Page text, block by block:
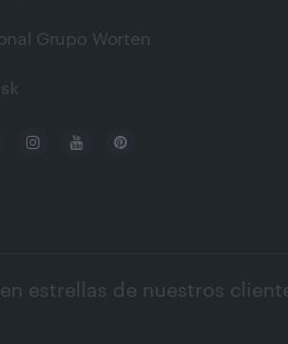
Grupo Worten
estrellas de nuestros